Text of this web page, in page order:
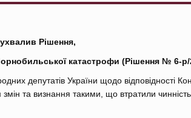
Рішення,
катастрофи (Рішення № 6-р/
депутатів України щодо відповідності
та визнання такими, що втратили